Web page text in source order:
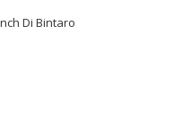
Di Bintaro